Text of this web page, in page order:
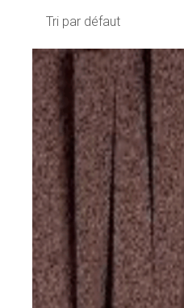
Tri par défaut